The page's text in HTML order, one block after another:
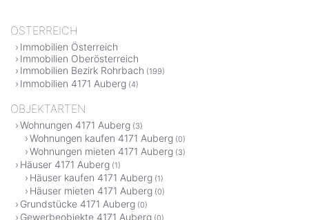
ÖSTERREICH
Immobilien Österreich
Immobilien Oberösterreich
Immobilien Bezirk Rohrbach (199)
Immobilien 4171 Auberg (4)
OBJEKTARTEN
Wohnungen 4171 Auberg (3)
Wohnungen kaufen 4171 Auberg (0)
Wohnungen mieten 4171 Auberg (3)
Häuser 4171 Auberg (1)
Häuser kaufen 4171 Auberg (1)
Häuser mieten 4171 Auberg (0)
Grundstücke 4171 Auberg (0)
Gewerbeobjekte 4171 Auberg (0)